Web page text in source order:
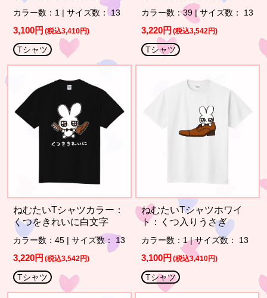
カラー数：1 | サイズ数： 13
3,100円 (税込3,410円)
Tシャツ
カラー数：39 | サイズ数： 13
3,220円 (税込3,542円)
Tシャツ
ねむたいTシャツカラー：
くつをきれいに白文字
カラー数：45 | サイズ数： 13
3,220円 (税込3,542円)
Tシャツ
ねむたいTシャツホワイ
ト：くつ入りうさぎ
カラー数：1 | サイズ数： 13
3,100円 (税込3,410円)
Tシャツ